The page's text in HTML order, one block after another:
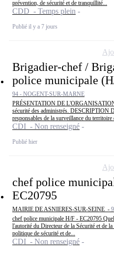
prévention, de sécurité et de tranquillité...
CDD - Temps plein
Publié il y a 7 jours
Brigadier-chef /
police municipale
94 - NOGENT-SUR-MARNE
PRÉSENTATION DE
sécurité des administrés. DESCRIPTION
responsables de la surveillance du territoire
CDI - Non renseigné
Publié hier
chef police
EC20795
MAIRIE DE ASNIERES-SUR-SEINE -
chef police municipale H/F - EC20795
l'autorité du Directeur de la Sécurité et de
politique de sécurité et de...
CDI - Non renseigné